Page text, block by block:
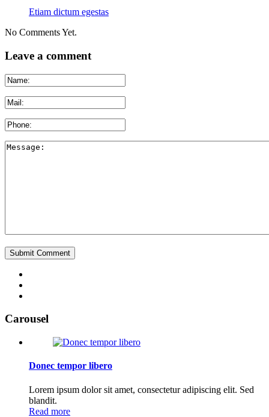
Etiam dictum egestas
No Comments Yet.
Leave a comment
Carousel
Donec tempor libero
Lorem ipsum dolor sit amet, consectetur adipiscing elit. Sed
blandit.
Read more